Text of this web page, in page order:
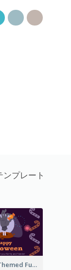
プレート
Monster Themed Fun Halloween Greeting Card